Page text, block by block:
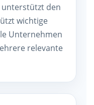
unterstützt den
wichtige
Unternehmen
relevante